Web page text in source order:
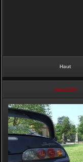
Haut
vmax330